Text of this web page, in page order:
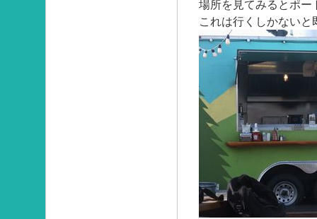
場所を見てみるとポー
これは行くしかないと